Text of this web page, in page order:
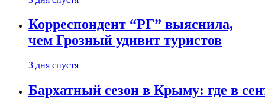
Корреспондент “РГ” выяснила,
чем Грозный удивит туристов
3 дня спустя
Бархатный сезон в Крыму: где в